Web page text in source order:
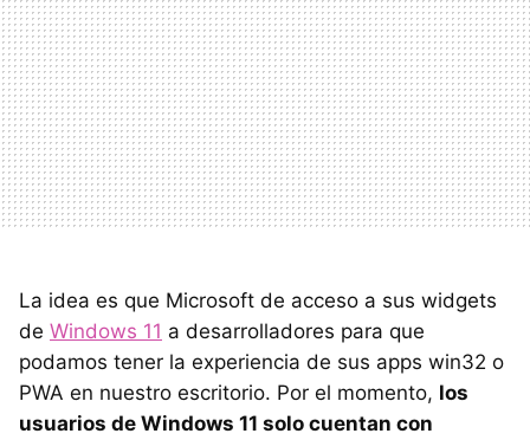
La idea es que Microsoft de acceso a sus widgets
de Windows 11 a desarrolladores para que
podamos tener la experiencia de sus apps win32 o
PWA en nuestro escritorio. Por el momento, los
usuarios de Windows 11 solo cuentan con